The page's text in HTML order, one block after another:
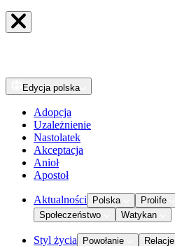
Edycja polska
Adopcja
Uzależnienie
Nastolatek
Akceptacja
Anioł
Apostoł
Aktualności Polska Prolife
Społeczeństwo
Watykan
Styl życia Powołanie Relacje